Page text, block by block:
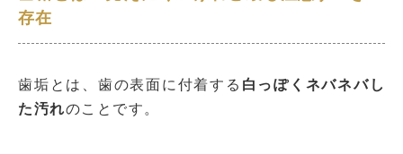
存在
歯垢とは、歯の表面に付着する 白っぽくネバネバし
た汚れのことです。